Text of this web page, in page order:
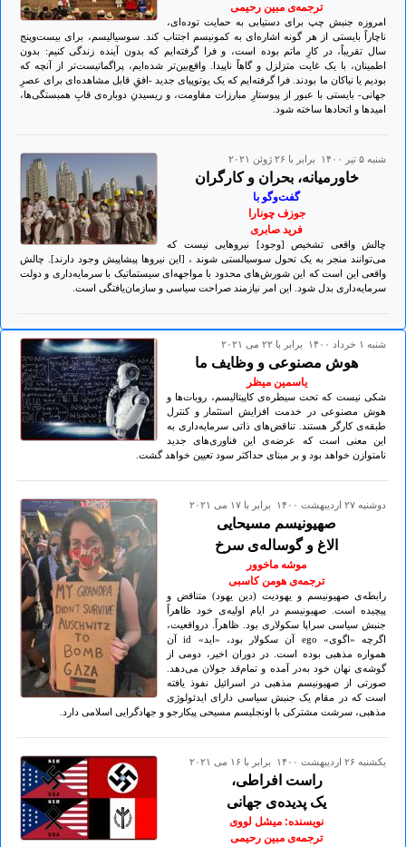
ترجمه‌ی مبین رحیمی
امروزه جنبش چپ برای دستیابی به حمایت توده‌ای،
ناچاراً بایستی از هر گونه اشاره‌ای به کمونیسم اجتناب کند. سوسیالیسم، برای بیست‌وپنج
سال تقریباً، در کارِ ماتم بوده است، و فرا گرفته‌ایم که بدون آینده زندگی کنیم: بدون
اطمینان، با یک غایت متزلزل و گاهاً ناپیدا. واقع‌بین‌تر شده‌ایم، پراگماتیست‌تر از آنچه که
بودیم یا نیاکان ‌ما بودند. فرا گرفته‌ایم که یک یوتوپیای جدید -افقِ قابل مشاهده‌ای برای عصرِ
جهانی- بایستی با عبور از پیوستارِ مبارزات مقاومت، و ریسیدنِ دوباره‌ی قابِ همبستگی‌ها،
امیدها و اتحادها ساخته شود.
شنبه ۵ تير ۱۴۰۰ برابر با ۲۶ ژوئن ۲۰۲۱
خاورمیانه، بحران و کارگران
گفت‌وگو با
جوزف چونارا
فرید صابری
چالش واقعی تشخیص [وجود] نیروهایی نیست که
می‌توانند منجر به یک تحول سوسیالستی شوند ، [این نیروها پیشاپیش وجود دارند]. چالش
واقعی این است که این شورش‌های محدود با مواجهه‌ای سیستماتیک با سرمایه‌داری و دولت
سرمایه‌داری بدل شود. این امر نیازمند صراحت سیاسی و سازمان‌یافتگی است.
شنبه ۱ خرداد ۱۴۰۰ برابر با ۲۲ می ۲۰۲۱
هوش مصنوعی و وظایف ما
یاسمین میظر
شکی نیست که تحت سیطره‌ی کاپیتالیسم، روبات‌ها و
هوش مصنوعی در خدمت افزایش استثمار و کنترل
طبقه‌ی کارگر هستند. تناقض‌های ذاتی سرمایه‌داری به
این معنی است که عرضه‌ی این فناوری‌های جدید
نامتوازن خواهد بود و بر مبنای حداکثر سود تعیین خواهد گشت.
دوشنبه ۲۷ ارديبهشت ۱۴۰۰ برابر با ۱۷ می ۲۰۲۱
صهیونیسم مسیحایی
الاغ و گوساله‌ی سرخ
موشه ماخوور
ترجمه‌ی هومن کاسبی
رابطه‌ی صهیونیسم و یهودیت (دین یهود) متناقض و
پیچیده است. صهیونیسم در ایام اولیه‌ی خود ظاهراً
جنبش سیاسی سراپا سکولاری بود. ظاهراً. درواقعیت،
اگرچه «اگوی» ego آن سکولار بود، «اید» id آن
همواره مذهبی بوده است. در دوران اخیر، دومی از
گوشه‌ی نهان خود به‌در آمده و تمام‌قد جولان می‌دهد.
صورتی از صهیونیسم مذهبی در اسرائیل نفوذ یافته
است که در مقام یک جنبش سیاسی دارای ایدئولوژی
مذهبی، سرشت مشترکی با اونجلیسم مسیحی پیکارجو و جهادگرایی اسلامی دارد.
يكشنبه ۲۶ ارديبهشت ۱۴۰۰ برابر با ۱۶ می ۲۰۲۱
راست افراطی،
یک پدیده‌ی جهانی
نویسنده: میشل لووی
ترجمه‌ی مبین رحیمی